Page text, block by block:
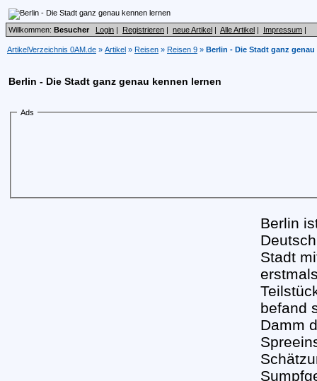
Willkommen: Besucher Login | Registrieren | neue Artikel | Alle Artikel | Impressum |
ArtikelVerzeichnis 0AM.de » Artikel » Reisen » Reisen 9 » Berlin - Die Stadt ganz
Berlin - Die Stadt ganz genau kennen lernen
Ads
Berlin
Stadt
befand
Damm